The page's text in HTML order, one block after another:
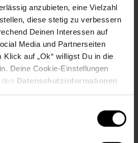
anzubieten, eine Vielzahl
diese stetig zu verbessern
Deinen Interessen auf
Media und Partnerseiten
auf „Ok“ willigst Du in die
Deine Cookie-Einstellungen
Datenschutzinformationen
Verkehrs-Assistent,
und akustischen Warnhinweisen
Staus und Gefahrenstellen
sich per Bluetooth mit der
Smartphone und nutzt TomTom-
ganz ohne Abonnement oder
für Fahrer, die zusätzliche
wünschen.